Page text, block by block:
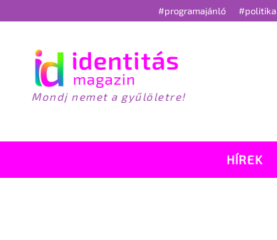
#programajánló #politika
Mondj nemet a gyűlöletre!
HÍREK